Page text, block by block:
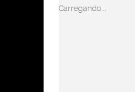
Carregando...